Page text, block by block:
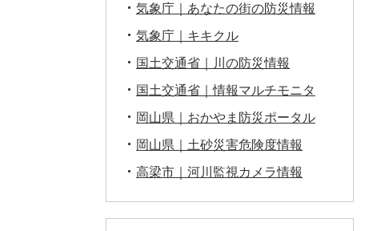
気象庁｜あなたの街の防災情報
気象庁｜キキクル
国土交通省｜川の防災情報
国土交通省｜情報マルチモニタ
岡山県｜おかやま防災ポータル
岡山県｜土砂災害危険度情報
高梁市｜河川監視カメラ情報